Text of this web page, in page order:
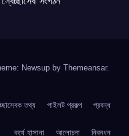
Newsup by Themeansar.
তথ্য পাইলট প্রকল্প প্রবন্ধ
কর্যে হাসানা আলোচনা নিবন্ধন